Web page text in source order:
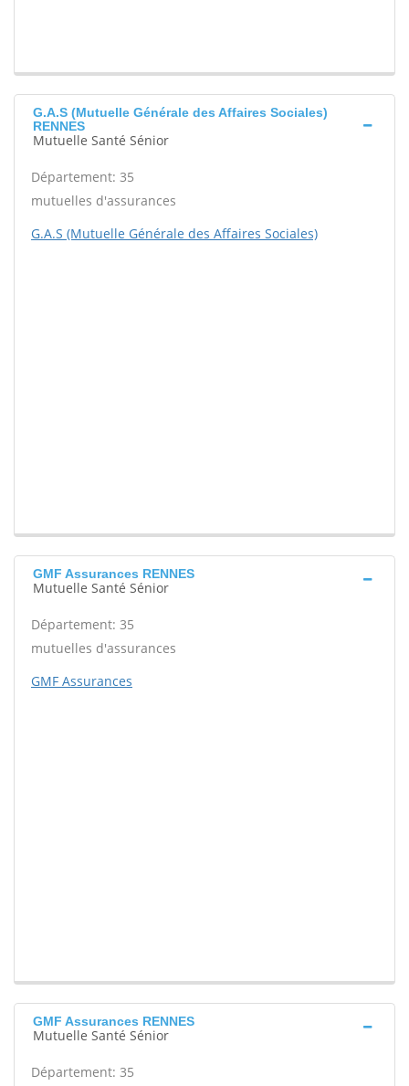
G.A.S (Mutuelle Générale des Affaires Sociales)
RENNES
Mutuelle Santé Sénior
Département: 35
mutuelles d'assurances
G.A.S (Mutuelle Générale des Affaires Sociales)
GMF Assurances RENNES
Mutuelle Santé Sénior
Département: 35
mutuelles d'assurances
GMF Assurances
GMF Assurances RENNES
Mutuelle Santé Sénior
Département: 35